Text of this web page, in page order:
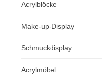
Acrylblöcke
Make-up-Display
Schmuckdisplay
Acrylmöbel